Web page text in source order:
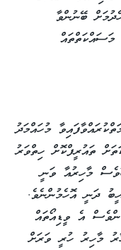
ބޭނުންވާ
މުހައްމަދު
ތައުރީފްކޮށް ހިތްވަރު
މާހިރުއާ ވަނީ
ދަނީ އޮހެމުންނެވެ.
އެ ވީޑިއޯތައް
މާހިރު ހުރީ ވަރަށް